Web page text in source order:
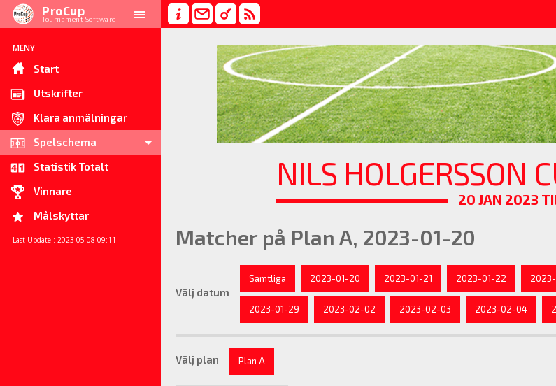
ProCup
Tournament Software
MENY
Start
Utskrifter
Klara anmälningar
Spelschema
Statistik Totalt
Vinnare
Målskyttar
Last Update : 2023-05-08 09:11
NILS HOLGERSSON
20 JAN 2023
Matcher på Plan A, 2023-01-20
Välj datum
Samtliga 2023-01-20 2023-01-21 2023-01-22
2023-01-29 2023-02-02 2023-02-03 2023-02-04
Välj plan Plan A